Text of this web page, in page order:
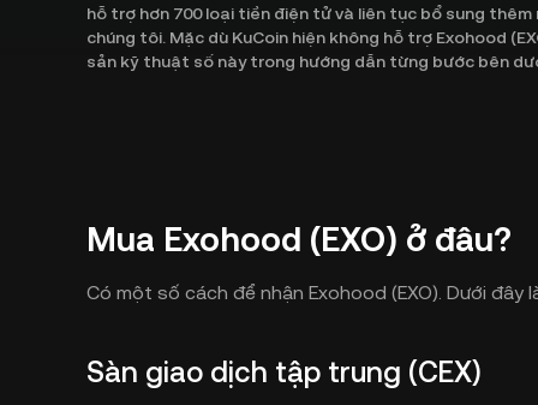
hỗ trợ hơn 700 loại tiền điện tử và liên tục bổ sung
chúng tôi. Mặc dù KuCoin hiện không hỗ trợ Exohood
sản kỹ thuật số này trong hướng dẫn từng bước bên
Mua Exohood (EXO) ở đâu?
Có một số cách để nhận Exohood (EXO). Dưới
Sàn giao dịch tập trung (CEX)